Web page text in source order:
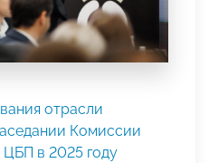
отрасли
Комиссии
в 2025 году